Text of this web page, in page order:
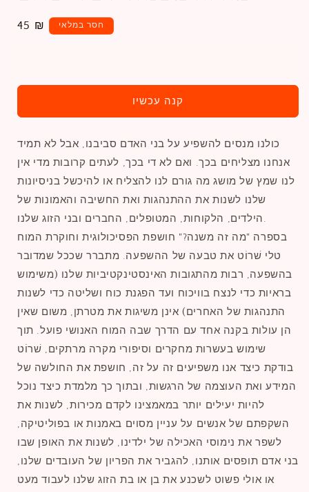
מחיר
45 ₪ חסר במלאי
קנה עכשיו
כולנו מנסים להשפיע על בני האדם סביבנו, אבל לא תמיד
אנחנו מצליחים בכך. ואם לא די בכך, לעתים קרובות מדי אין
לנו שמץ של מושג מה גורם לנו להצליח או להיכשל בניסיונות
שלנו לשנות את ההתנהגות ואת החשיבה והאמונות של
הילדים, הלקוחות, המטופלים, החברים ובני הזוג שלנו.
בספרה "מה זה משנה?" חושפת הפסיכולוגית וחוקרת המוח
טלי שׁרוֹט את טבעה של ההשפעה. מתברר שככל שמדובר
בהשפעה, רבות מהתגובות האינסטינקטיביות שלנו (משימוש
בראיות כדי לנצח בוויכוח ועד הפגנת כוח ושליטה כדי לשנות
התנהגות של האחרים) אינן משיגות את מטרתן, משום שאין
הן עולות בקנה אחד עם הדרך שבה המוח האנושי פועל. תוך
שימוש בעשרות מחקרים וסיפורי מקרה מרתקים, שׁרוֹט
בודקת כיצד אנו משפיעים זה על זה, חושפת את החולשה של
המידע ואת העוצמה של הרגשות, ובתוך כך מלמדת כיצד נוכל
להיות יעילים יותר במאמצינו לקדם מכירות, לשנות את
השקפתם של אנשים על עניין מסוים באמנות או בפוליטיקה,
לשפר את נימוסי האכילה של ילדינו, לשנות את האופן שבו
בני אדם תופסים אותנו, להגביר את הפריון של העובדים שלנו,
או אולי פשוט לשכנע את בן או בת הזוג שלנו לעבוד מעט